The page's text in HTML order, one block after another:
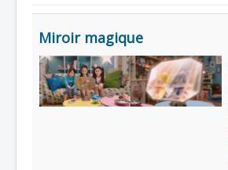
Accueil
Toku-Actrices
Toku-Critiques
Séries
Miroir magique